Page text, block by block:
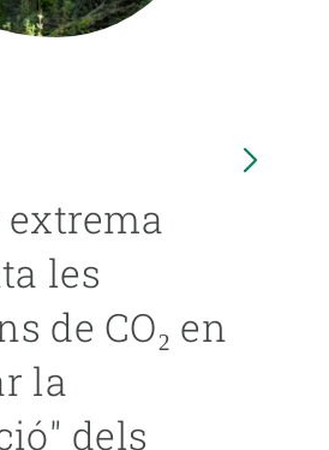
les
de CO₂ en
la
dels